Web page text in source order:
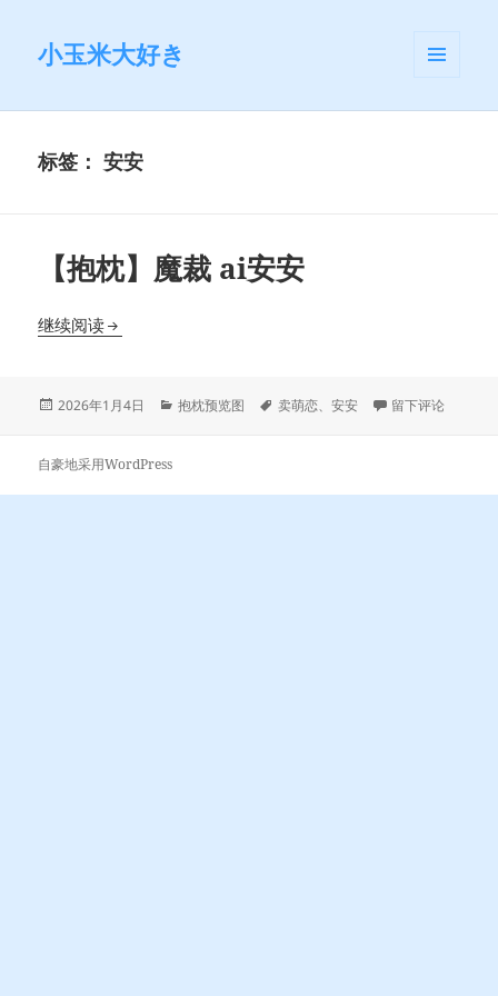
小玉米大好き
挂件
标签：安安
【抱枕】魔裁 ai安安
继续阅读【抱枕】魔裁 ai安安
发
2026年1月4日
分
抱枕预览图
标
卖萌恋、安安 于【抱枕】魔裁
留下评论
自豪地采用WordPress